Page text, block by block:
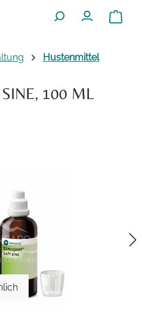
Hustenmittel
100 ML